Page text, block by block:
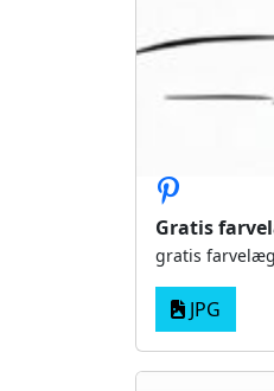
Gratis
gratis
JPG